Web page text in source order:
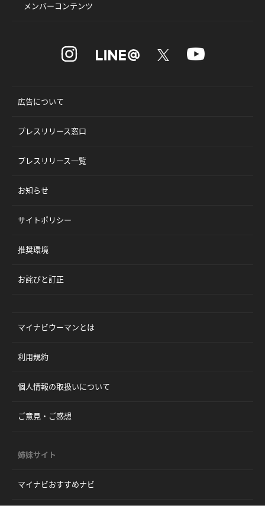
メンバーコンテンツ
広告について
プレスリリース窓口
プレスリリース一覧
お知らせ
サイトポリシー
推奨環境
お詫びと訂正
マイナビウーマンとは
利用規約
個人情報の取扱いについて
ご意見・ご感想
姉妹サイト
マイナビおすすめナビ